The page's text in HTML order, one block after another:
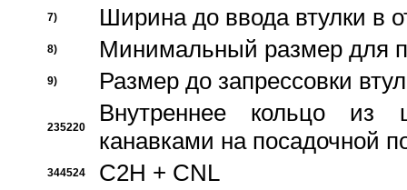
7) Ширина до ввода втулки в
8) Минимальный размер для
9) Размер до запрессовки
235220
Внутреннее кольцо из
канавками на посадочной
344524 C2H + CNL